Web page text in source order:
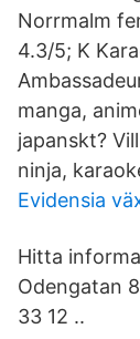
Norrmalm
4.3/5; K
manga,
japanskt?
ninja,
Evidensia
Hitta
Odengatan
33 12 ..